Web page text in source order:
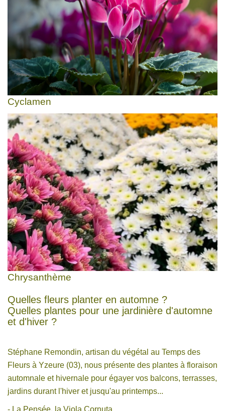
Cyclamen
Chrysanthème
Quelles fleurs planter en automne ?
Quelles plantes pour une jardinière d'automne
et d'hiver ?
Stéphane Remondin, artisan du végétal au Temps des
Fleurs à Yzeure (03), nous présente des plantes à floraison
automnale et hivernale pour égayer vos balcons, terrasses,
jardins durant l'hiver et jusqu'au printemps...
- La Pensée, la Viola Cornuta